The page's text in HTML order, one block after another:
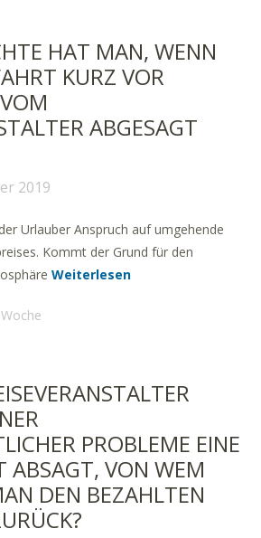
HAT MAN, WENN
KURZ VOR
ABGESAGT
2019
Urlauber Anspruch auf umgehende
Kommt der Grund für den
Weiterlesen
PROBLEME EINE
ABSAGT, VON WEM
DEN BEZAHLTEN